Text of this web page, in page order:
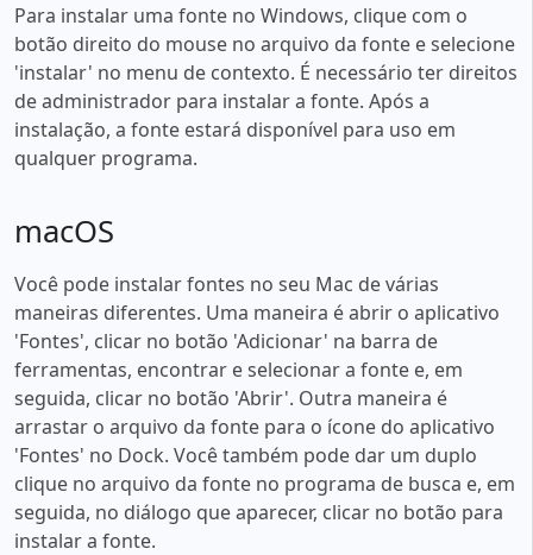
Para instalar uma fonte no Windows, clique com o
botão direito do mouse no arquivo da fonte e selecione
'instalar' no menu de contexto. É necessário ter direitos
de administrador para instalar a fonte. Após a
instalação, a fonte estará disponível para uso em
qualquer programa.
macOS
Você pode instalar fontes no seu Mac de várias
maneiras diferentes. Uma maneira é abrir o aplicativo
'Fontes', clicar no botão 'Adicionar' na barra de
ferramentas, encontrar e selecionar a fonte e, em
seguida, clicar no botão 'Abrir'. Outra maneira é
arrastar o arquivo da fonte para o ícone do aplicativo
'Fontes' no Dock. Você também pode dar um duplo
clique no arquivo da fonte no programa de busca e, em
seguida, no diálogo que aparecer, clicar no botão para
instalar a fonte.